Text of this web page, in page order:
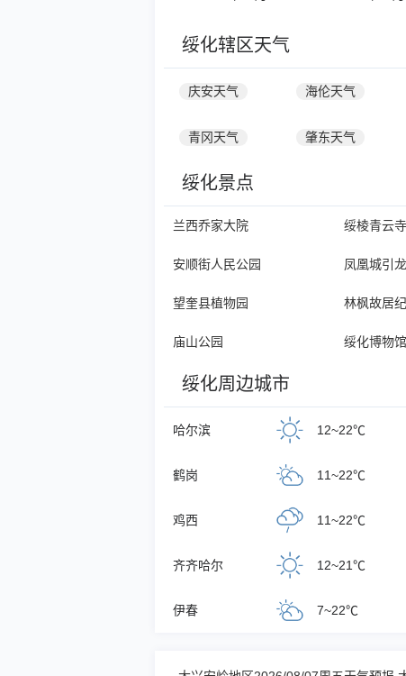
绥化辖区天气
庆安天气 海伦天气
青冈天气 肇东天气
绥化景点
兰西乔家大院 绥棱青云寺
安顺街人民公园 凤凰城引
望奎县植物园 林枫故居
庙山公园 绥化博物馆
绥化周边城市
哈尔滨 12~22℃
鹤岗 11~22℃
鸡西 11~22℃
齐齐哈尔 12~21℃
伊春 7~22℃